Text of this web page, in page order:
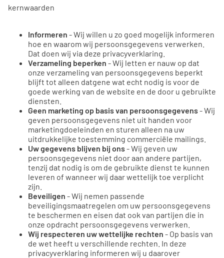
kernwaarden
Informeren - Wij willen u zo goed mogelijk informeren
hoe en waarom wij persoonsgegevens verwerken.
Dat doen wij via deze privacyverklaring.
Verzameling beperken - Wij letten er nauw op dat
onze verzameling van persoonsgegevens beperkt
blijft tot alleen datgene wat echt nodig is voor de
goede werking van de website en de door u gebruikte
diensten.
Geen marketing op basis van persoonsgegevens- Wij
geven persoonsgegevens niet uit handen voor
marketingdoeleinden en sturen alleen na uw
uitdrukkelijke toestemming commerciële mailings.
Uw gegevens blijven bij ons- Wij geven uw
persoonsgegevens niet door aan andere partijen,
tenzij dat nodig is om de gebruikte dienst te kunnen
leveren of wanneer wij daar wettelijk toe verplicht
zijn.
Beveiligen - Wij nemen passende
beveiligingsmaatregelen om uw persoonsgegevens
te beschermen en eisen dat ook van partijen die in
onze opdracht persoonsgegevens verwerken.
Wij respecteren uw wettelijke rechten - Op basis van
de wet heeft u verschillende rechten. In deze
privacyverklaring informeren wij u daarover